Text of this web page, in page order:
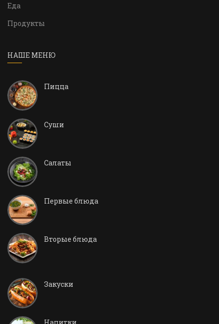
Еда
Продукты
НАШЕ МЕНЮ
Пицца
Суши
Салаты
Первые блюда
Вторые блюда
Закуски